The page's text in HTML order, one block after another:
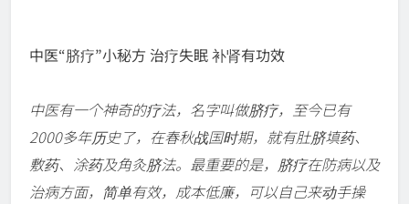
中医“脐疗”小秘方 治疗失眠 补肾有功效
中医有一个神奇的疗法，名字叫做脐疗，至今已有
2000多年历史了，在春秋战国时期，就有肚脐填药、
敷药、涂药及角灸脐法。最重要的是，脐疗在防病以及
治病方面，简单有效，成本低廉，可以自己来动手操